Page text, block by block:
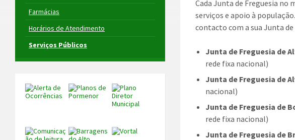
Cada Junta de Freguesia
serviços e apoio à
contacto com a sua Junta de
Junta de Freguesia de
rede fixa nacional)
Junta de Freguesia de
nacional)
Junta de Freguesia de
rede fixa nacional)
Junta de Freguesia de
Farmácias
Horários de Atendimento
Serviços Públicos